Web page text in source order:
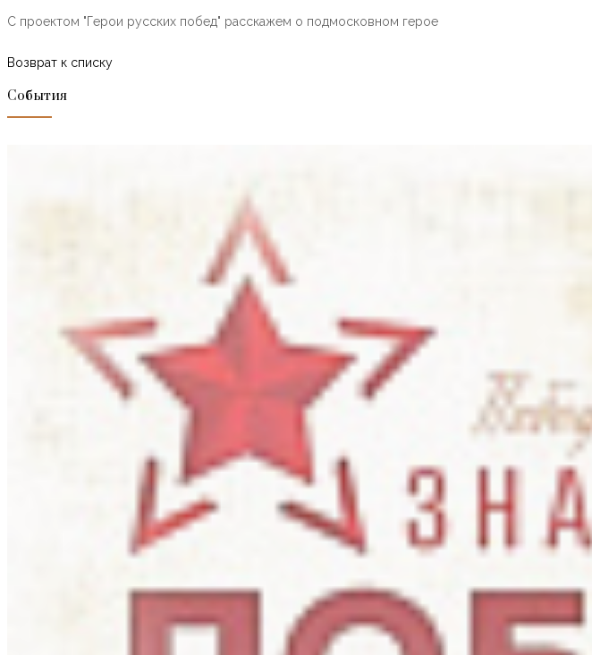
С проектом "Герои русских побед" расскажем о подмосковном герое
Возврат к списку
События